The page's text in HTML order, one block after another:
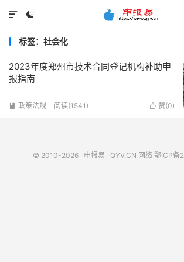


标签：社会化
2023年度郑州市技术合同登记机构补助申
报指南
 赞(0)
 政策法规 阅读(1541)
© 2010-2026 申报易 QYV.CN 网络 鄂ICP备